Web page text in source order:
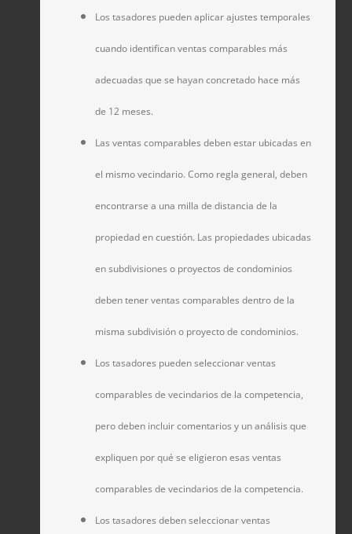
Los tasadores pueden aplicar ajustes temporales
cuando identifican ventas comparables más
adecuadas que se hayan concretado hace más
de 12 meses.
Las ventas comparables deben estar ubicadas en
el mismo vecindario. Como regla general, deben
encontrarse a una milla de distancia de la
propiedad en cuestión. Las propiedades ubicadas
en subdivisiones o proyectos de condominios
deben tener ventas comparables dentro de la
misma subdivisión o proyecto de condominios.
Los tasadores pueden seleccionar ventas
comparables de vecindarios de la competencia,
pero deben incluir comentarios y un análisis que
expliquen por qué se eligieron esas ventas
comparables de vecindarios de la competencia.
Los tasadores deben seleccionar ventas